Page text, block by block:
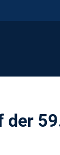
der